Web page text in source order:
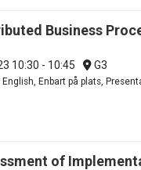
Business
10:30 - 10:45 G3
English, Enbart på plats,
of